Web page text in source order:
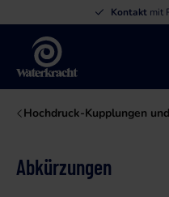
Kontakt mit
Waterkracht
Hochdruck-Kupplungen
Abkürzungen